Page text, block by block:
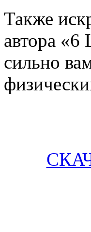
Также
автора «6
сильно